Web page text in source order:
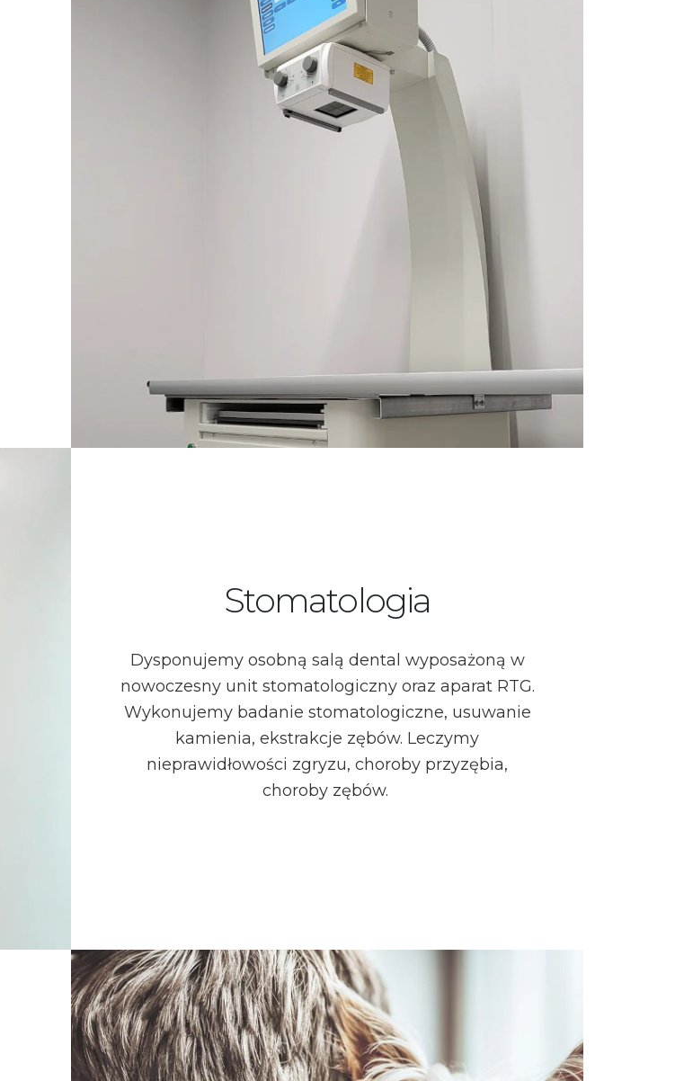
Stomatologia
Dysponujemy osobną salą dental wyposażoną w
nowoczesny unit stomatologiczny oraz aparat RTG.
Wykonujemy badanie stomatologiczne, usuwanie
kamienia, ekstrakcje zębów. Leczymy
nieprawidłowości zgryzu, choroby przyzębia,
choroby zębów.